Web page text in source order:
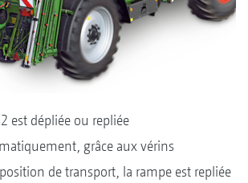
est dépliée ou repliée
grâce aux vérins
de transport, la rampe est repliée